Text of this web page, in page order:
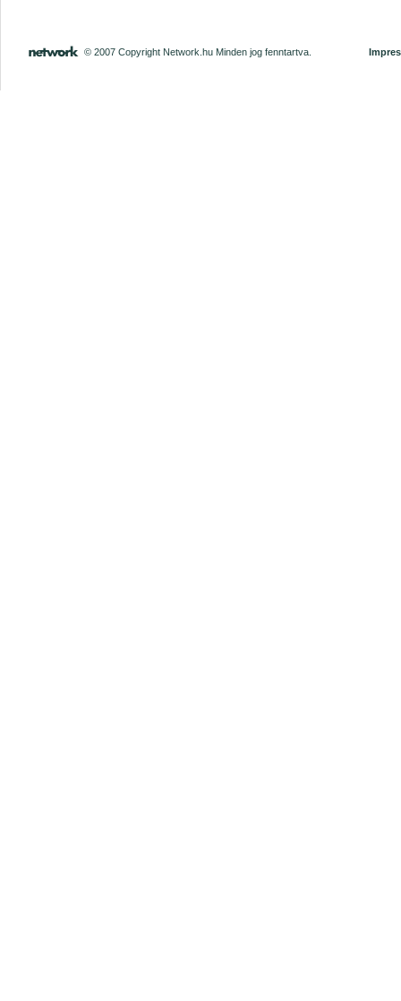
© 2007 Copyright Network.hu Minden jog fenntartva.